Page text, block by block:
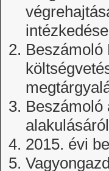
Beszámoló
Beszámoló
alakulásáról
2015. évi